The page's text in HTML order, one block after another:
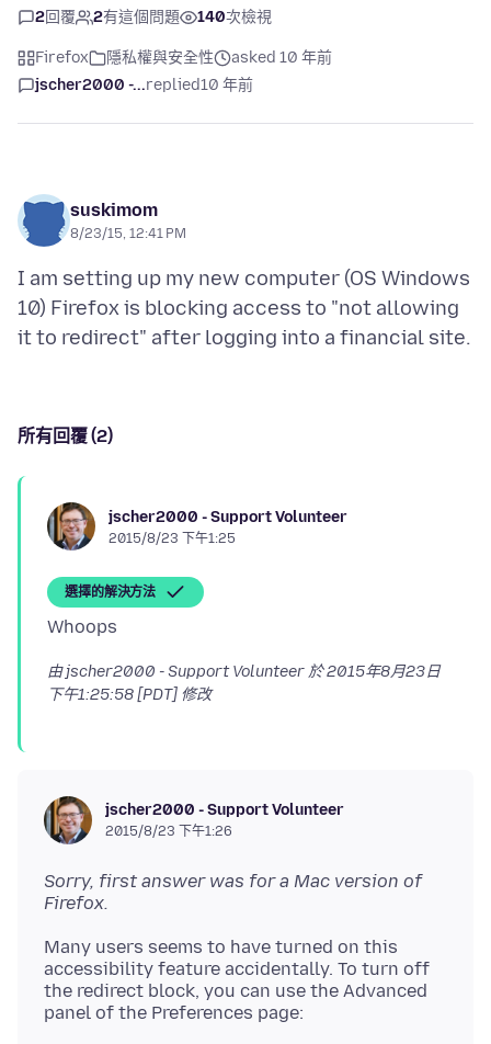
2回覆 2有這個問題 140次檢視
Firefox 隱私權與安全性
asked 10 年前
jscher2000 -...replied10 年前
suskimom
8/23/15, 12:41 PM
I am setting up my new computer (OS Windows
10) Firefox is blocking access to "not allowing
所有回覆 (2)
jscher2000 - Support Volunteer
2015/8/23 下午1:25
選擇的解決方法
由 jscher2000 - Support Volunteer 於2015年8月23日
下午1:25:58 [PDT] 修改
jscher2000 - Support Volunteer
2015/8/23 下午1:26
Sorry, first answer was for a Mac version of
Firefox.
Many users seems to have turned on this
accessibility feature accidentally. To turn off
the redirect block, you can use the Advanced